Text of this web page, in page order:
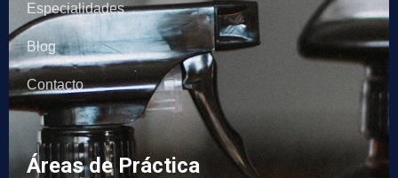
Especialidades
Blog
Contacto
Áreas de Práctica